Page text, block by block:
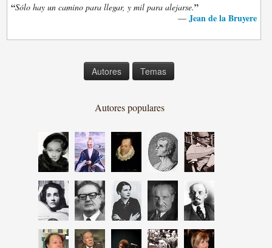
“Sólo hay un camino para llegar, y mil para alejarse.”
— Jean de la Bruyere
Autores Temas
Autores populares